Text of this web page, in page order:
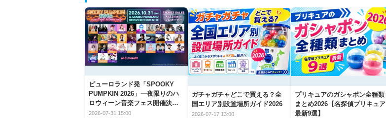
ピューロランド発「SPOOKY
PUMPKIN 2026」一夜限りのハ
ロウィーン音楽フェス開催決
定！
2026-07-31 15:00
ガチャガチャどこで買える？全
国エリア別設置場所ガイド2026
2026-07-17 13:00
プリキュアのガシャポン全種類
まとめ2026【名探偵プリキュア
最新9選】